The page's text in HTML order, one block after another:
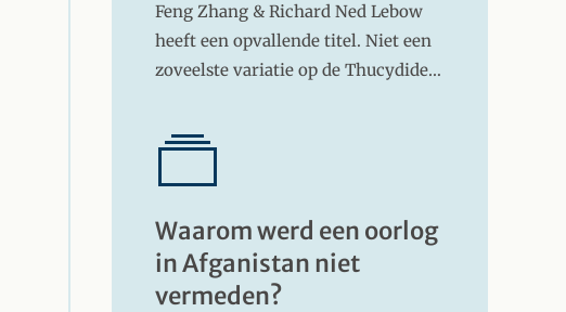
Feng Zhang & Richard Ned Lebow
heeft een opvallende titel. Niet een
zoveelste variatie op de Thucydide…
Waarom werd een oorlog
in Afganistan niet
vermeden?